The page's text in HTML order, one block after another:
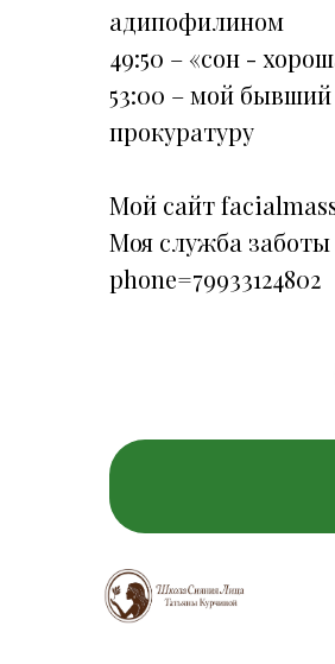
адипофилином
49:50 – «сон -
53:00 – мой
прокуратуру
Мой сайт
Моя служба заботы
phone=79933124802